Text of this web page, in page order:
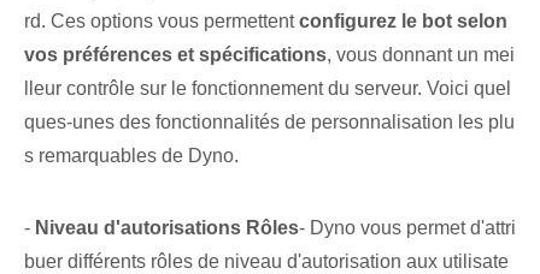
rd. Ces options vous permettentconfigurez le bot selon
vos préférences⁤ et spécifications, vous donnant un mei
lleur contrôle sur le fonctionnement du serveur. Voici quel
ques-unes des fonctionnalités de personnalisation les plu
s remarquables de Dyno.
- Niveau d'autorisations⁣ Rôles- Dyno vous permet d'attri
buer différents rôles de niveau d'autorisation aux utilisate